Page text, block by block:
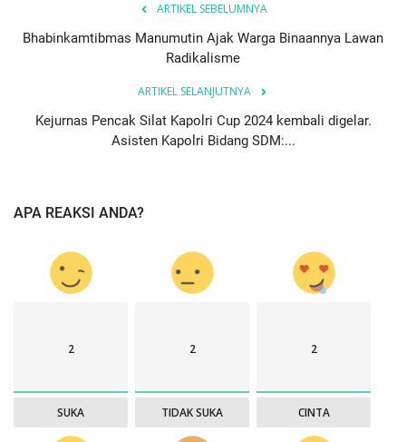
ARTIKEL SEBELUMNYA
Bhabinkamtibmas Manumutin Ajak Warga Binaannya Lawan
Radikalisme
ARTIKEL SELANJUTNYA
Kejurnas Pencak Silat Kapolri Cup 2024 kembali digelar.
Asisten Kapolri Bidang SDM:...
APA REAKSI ANDA?
2
SUKA
2
TIDAK SUKA
2
CINTA